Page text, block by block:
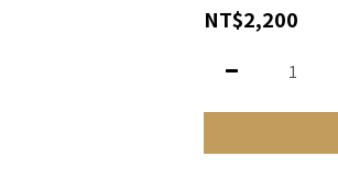
NT$2,200